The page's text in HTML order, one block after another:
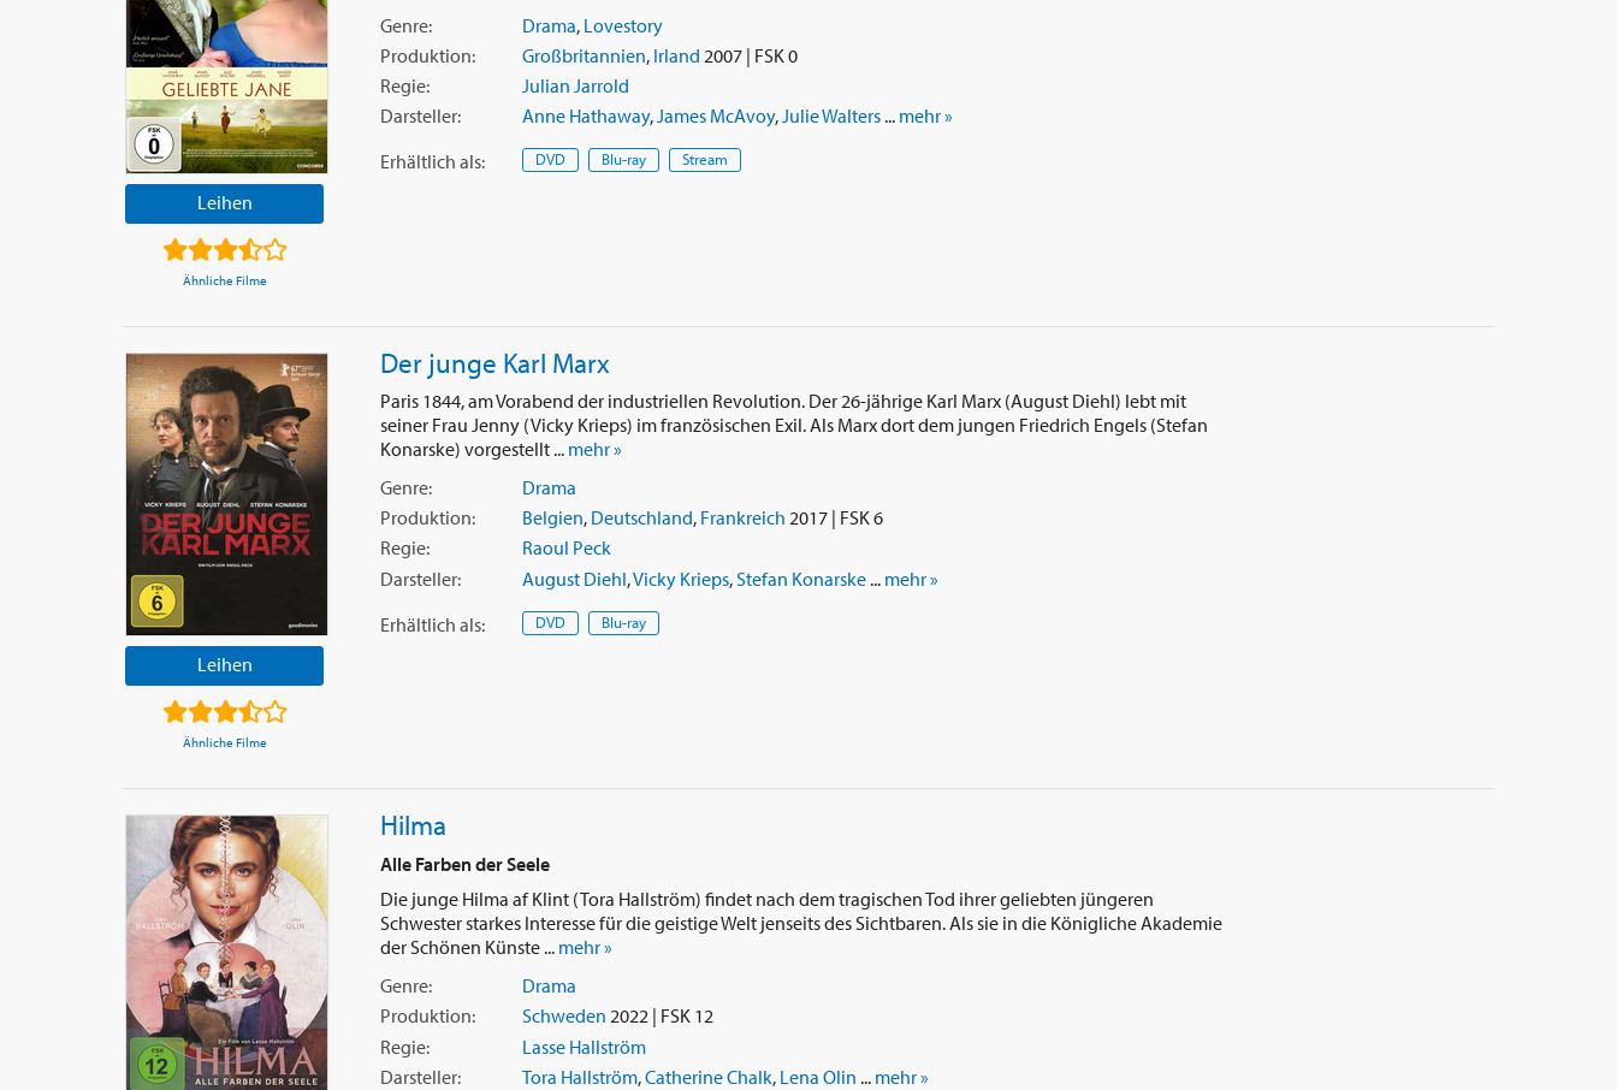
Leihen
Ähnliche Filme
Genre:
Drama, Lovestory
Produktion:
Großbritannien, Irland 2007 | FSK 0
Regie:
Julian Jarrold
Darsteller:
Anne Hathaway,James McAvoy,Julie Walters... mehr »
Erhältlich als: DVD Blu-ray Stream
Leihen
Ähnliche Filme
Der junge Karl Marx
Paris 1844, am Vorabend der industriellen Revolution. Der 26-jährige Karl Marx (August Diehl) lebt mit
seiner Frau Jenny (Vicky Krieps) im französischen Exil. Als Marx dort dem jungen Friedrich Engels (Stefan
Konarske) vorgestellt ... mehr »
Genre:
Drama
Produktion:
Belgien, Deutschland, Frankreich 2017 | FSK 6
Regie:
Raoul Peck
Darsteller:
August Diehl,Vicky Krieps, Stefan Konarske... mehr »
Erhältlich als: DVD Blu-ray
Hilma
Alle Farben der Seele
Die junge Hilma af Klint (Tora Hallström) findet nach dem tragischen Tod ihrer geliebten jüngeren
Schwester starkes Interesse für die geistige Welt jenseits des Sichtbaren. Als sie in die Königliche Akademie
der Schönen Künste ... mehr »
Genre:
Drama
Produktion:
Schweden 2022 | FSK 12
Regie:
Lasse Hallström
Darsteller:
Tora Hallström,Catherine Chalk, Lena Olin ... mehr »